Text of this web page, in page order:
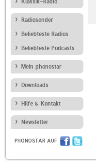
Klassik-Radio
Radiosender
Beliebteste Radios
Beliebteste Podcasts
Mein phonostar
Downloads
Hilfe & Kontakt
Newsletter
PHONOSTAR AUF
BAYERN
Hits
ANTENNE BAYERN
NDW